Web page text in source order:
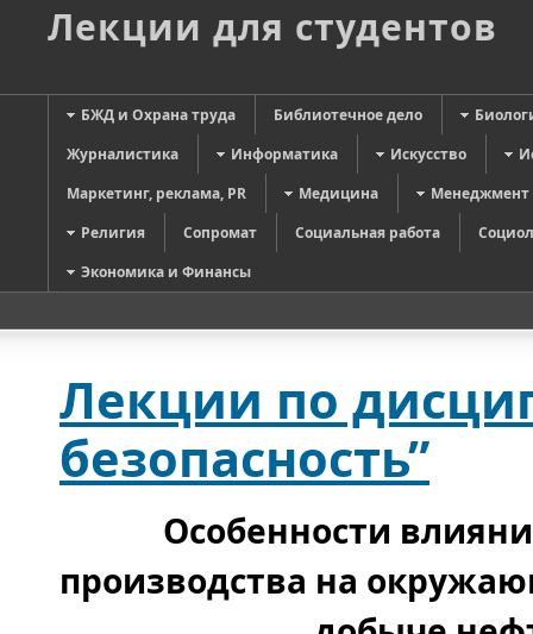
Лекции для студентов
БЖД и Охрана труда Библиотечное дело
Журналистика
Информатика Искусство
Маркетинг, реклама, PR
Медицина
Менеджмент
Религия
Сопромат Социальная работа
Экономика и Финансы
Лекции по
безопасность”
Особенности
производства на